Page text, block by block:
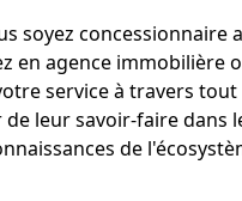
soyez
en agence immobilière
service à travers
leur savoir-faire dans
de